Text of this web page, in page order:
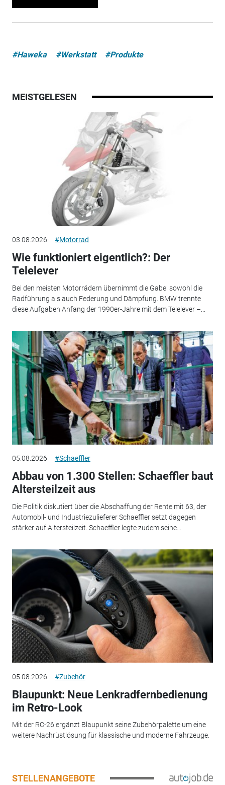
#Haweka #Werkstatt #Produkte
MEISTGELESEN
03.08.2026 #Motorrad
Wie funktioniert eigentlich?: Der
Telelever
Bei den meisten Motorrädern übernimmt die Gabel sowohl die
Radführung als auch Federung und Dämpfung. BMW trennte
diese Aufgaben Anfang der 1990er-Jahre mit dem Telelever –...
05.08.2026 #Schaeffler
Abbau von 1.300 Stellen: Schaeffler baut
Altersteilzeit aus
Die Politik diskutiert über die Abschaffung der Rente mit 63, der
Automobil- und Industriezulieferer Schaeffler setzt dagegen
stärker auf Altersteilzeit. Schaeffler legte zudem seine...
05.08.2026 #Zubehör
Blaupunkt: Neue Lenkradfernbedienung
im Retro-Look
Mit der RC-26 ergänzt Blaupunkt seine Zubehörpalette um eine
weitere Nachrüstlösung für klassische und moderne Fahrzeuge.
STELLENANGEBOTE